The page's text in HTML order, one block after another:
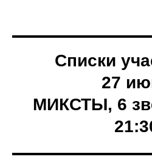
Списки
27
МИКСТЫ, 6